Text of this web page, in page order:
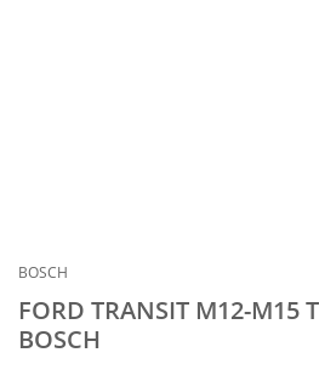
BOSCH
FORD TRANSIT M12-M15
BOSCH